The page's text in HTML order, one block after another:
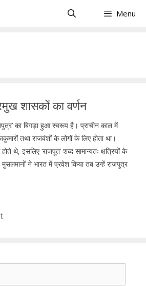
Menu
शासकों का वर्णन
का बिगड़ा हुआ स्वरूप है। प्राचीन काल में
तथा राजवंशों के लोगों के लिए होता था।
थे, इसलिए ‘राजपूत’ शब्द सामान्यतः क्षत्रियों के
ने भारत में प्रवेश किया तब उन्हें राजपुत्र